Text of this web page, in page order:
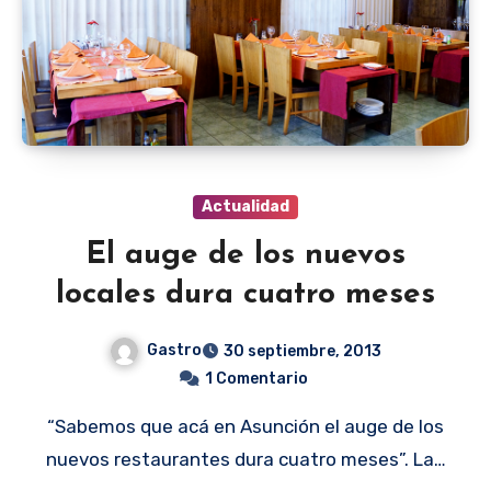
Actualidad
El auge de los nuevos
locales dura cuatro meses
Gastro
30 septiembre, 2013
1 Comentario
“Sabemos que acá en Asunción el auge de los
nuevos restaurantes dura cuatro meses”. La…